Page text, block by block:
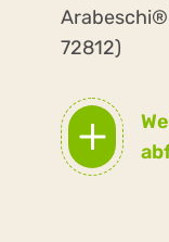
72812)